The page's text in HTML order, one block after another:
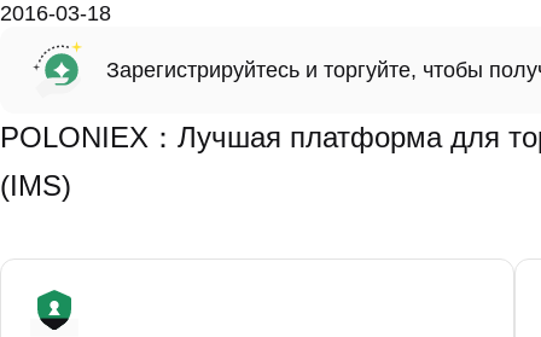
2016-03-18
Зарегистрируйтесь и торгуйте, чтобы
POLONIEX：Лучшая платформа для
(IMS)